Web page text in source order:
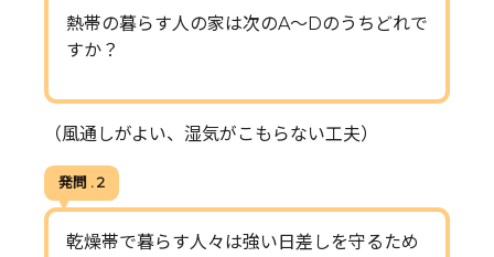
熱帯の暮らす人の家は次のA～Dのうちどれで
すか？
（風通しがよい、湿気がこもらない工夫）
発問 . 2
乾燥帯で暮らす人々は強い日差しを守るため